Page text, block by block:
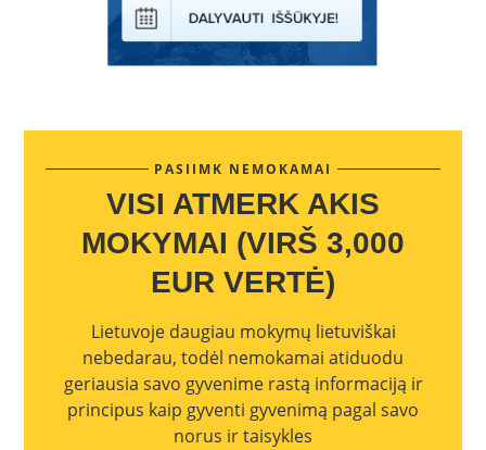
PASIIMK NEMOKAMAI
VISI ATMERK AKIS
MOKYMAI (VIRŠ 3,000
EUR VERTĖ)
Lietuvoje daugiau mokymų lietuviškai
nebedarau, todėl nemokamai atiduodu
geriausia savo gyvenime rastą informaciją ir
principus kaip gyventi gyvenimą pagal savo
norus ir taisykles